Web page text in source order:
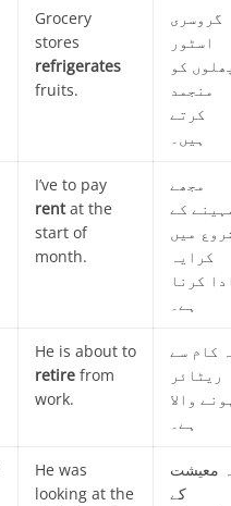
Grocery
stores
refrigerates
fruits.
گروسری
اسٹور
کو
منجمد
کرتے
ہیں۔
I’ve to pay
rentat the
start of
month.
مجھے
کے
میں
کرایہ
کرنا
ہے۔
He is about to
retire from
work.
کام سے
ریٹائر
والا
ہے۔
He was
looking at the
معیشت
کے